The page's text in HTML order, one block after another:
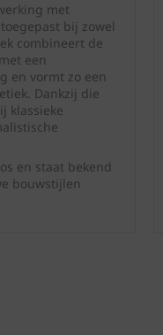
met
bij zowel
combineert de
een
en vormt zo een
Dankzij die
klassieke
en staat bekend
bouwstijlen